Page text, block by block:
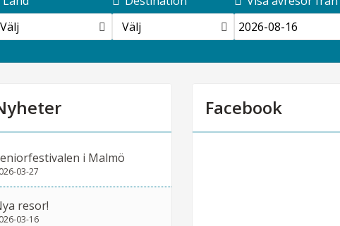
Välj
Välj
i Malmö
03-27
resor!
03-16
Facebook